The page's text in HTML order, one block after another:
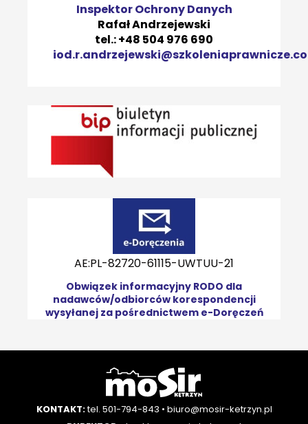
Inspektor Ochrony Danych
Rafał Andrzejewski
tel.: +48 504 976 690
AE:PL-82720-61115-UWTUU-21
Obwiązek informacyjny RODO dla
nadawców/odbiorców korespondencji
wysyłanej za pośrednictwem e-Doręczeń
KONTAKT:tel. 501-794-843 • biuro@mosir-ketrzyn.pl